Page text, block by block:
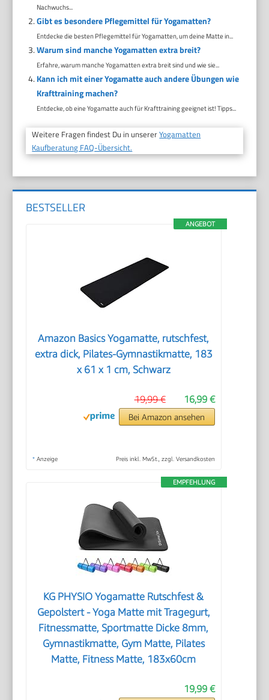
Nachwuchs...
Gibt es besondere Pflegemittel für Yogamatten?
Entdecke die besten Pflegemittel für Yogamatten, um deine Matte in...
Warum sind manche Yogamatten extra breit?
Erfahre, warum manche Yogamatten extra breit sind und wie sie...
Kann ich mit einer Yogamatte auch andere Übungen wie
Krafttraining machen?
Entdecke, ob eine Yogamatte auch für Krafttraining geeignet ist! Tipps...
Weitere Fragen findest Du in unsererYogamatten
Kaufberatung FAQ-Übersicht.
BESTSELLER
ANGEBOT
Amazon Basics Yogamatte, rutschfest,
extra dick, Pilates-Gymnastikmatte, 183
x 61 x 1 cm, Schwarz
16,99 €
19,99 €
Bei Amazon ansehen
* Anzeige Preis inkl. MwSt., zzgl. Versandkosten
EMPFEHLUNG
KG PHYSIO Yogamatte Rutschfest &
Gepolstert - Yoga Matte mit Tragegurt,
Fitnessmatte, Sportmatte Dicke 8mm,
Gymnastikmatte, Gym Matte, Pilates
Matte, Fitness Matte, 183x60cm
19,99 €